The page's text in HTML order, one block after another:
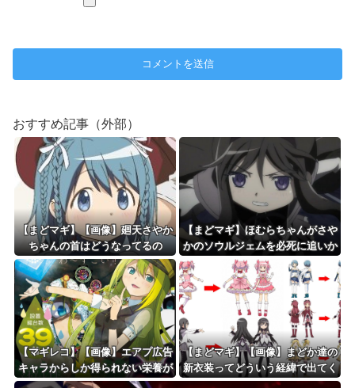
おすすめ記事（外部）
【まどマギ】【画像】廻天さやか
ちゃんの首はどうなってるの
【まどマギ】ほむらちゃんがさや
かのソウルジェムを必死に追いか
けるところ
【マギレコ】【画像】エアプ広告
キャラからしか得られない栄養が
ある
【まどマギ】【画像】まどか達の
新衣装ってどういう経緯で出てく
るんだろうね